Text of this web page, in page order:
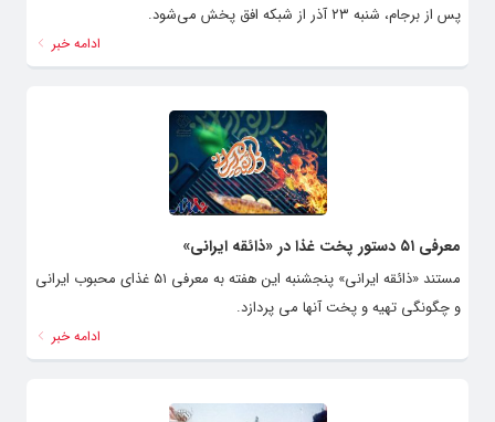
پس از برجام، شنبه ۲۳ آذر از شبکه افق پخش می‌شود.
ادامه خبر
معرفی ۵۱ دستور پخت غذا در «ذائقه ایرانی»
مستند «ذائقه ایرانی» پنجشنبه این هفته به معرفی ۵۱ غذای محبوب ایرانی
و چگونگی تهیه و پخت آنها می پردازد.
ادامه خبر